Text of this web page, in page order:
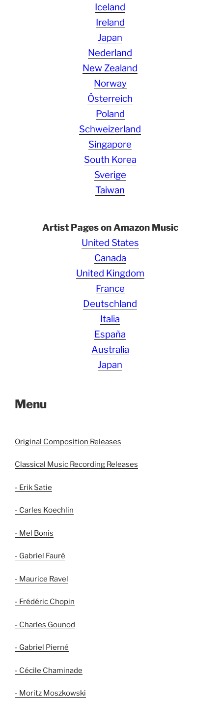
Iceland
Ireland
Japan
Nederland
New Zealand
Norway
Österreich
Poland
Schweizerland
Singapore
South Korea
Sverige
Taiwan
Artist Pages on Amazon Music
United States
Canada
United Kingdom
France
Deutschland
Italia
España
Australia
Japan
Menu
Original Composition Releases
Classical Music Recording Releases
- Erik Satie
- Carles Koechlin
- Mel Bonis
- Gabriel Fauré
- Maurice Ravel
- Frédéric Chopin
- Charles Gounod
- Gabriel Pierné
- Cécile Chaminade
- Moritz Moszkowski